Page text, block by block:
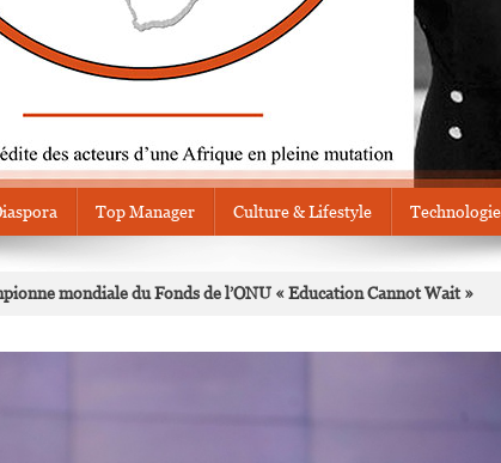
Top Manager Culture & Lifestyle
mondiale du Fonds de l’ONU « Education Cannot Wait »